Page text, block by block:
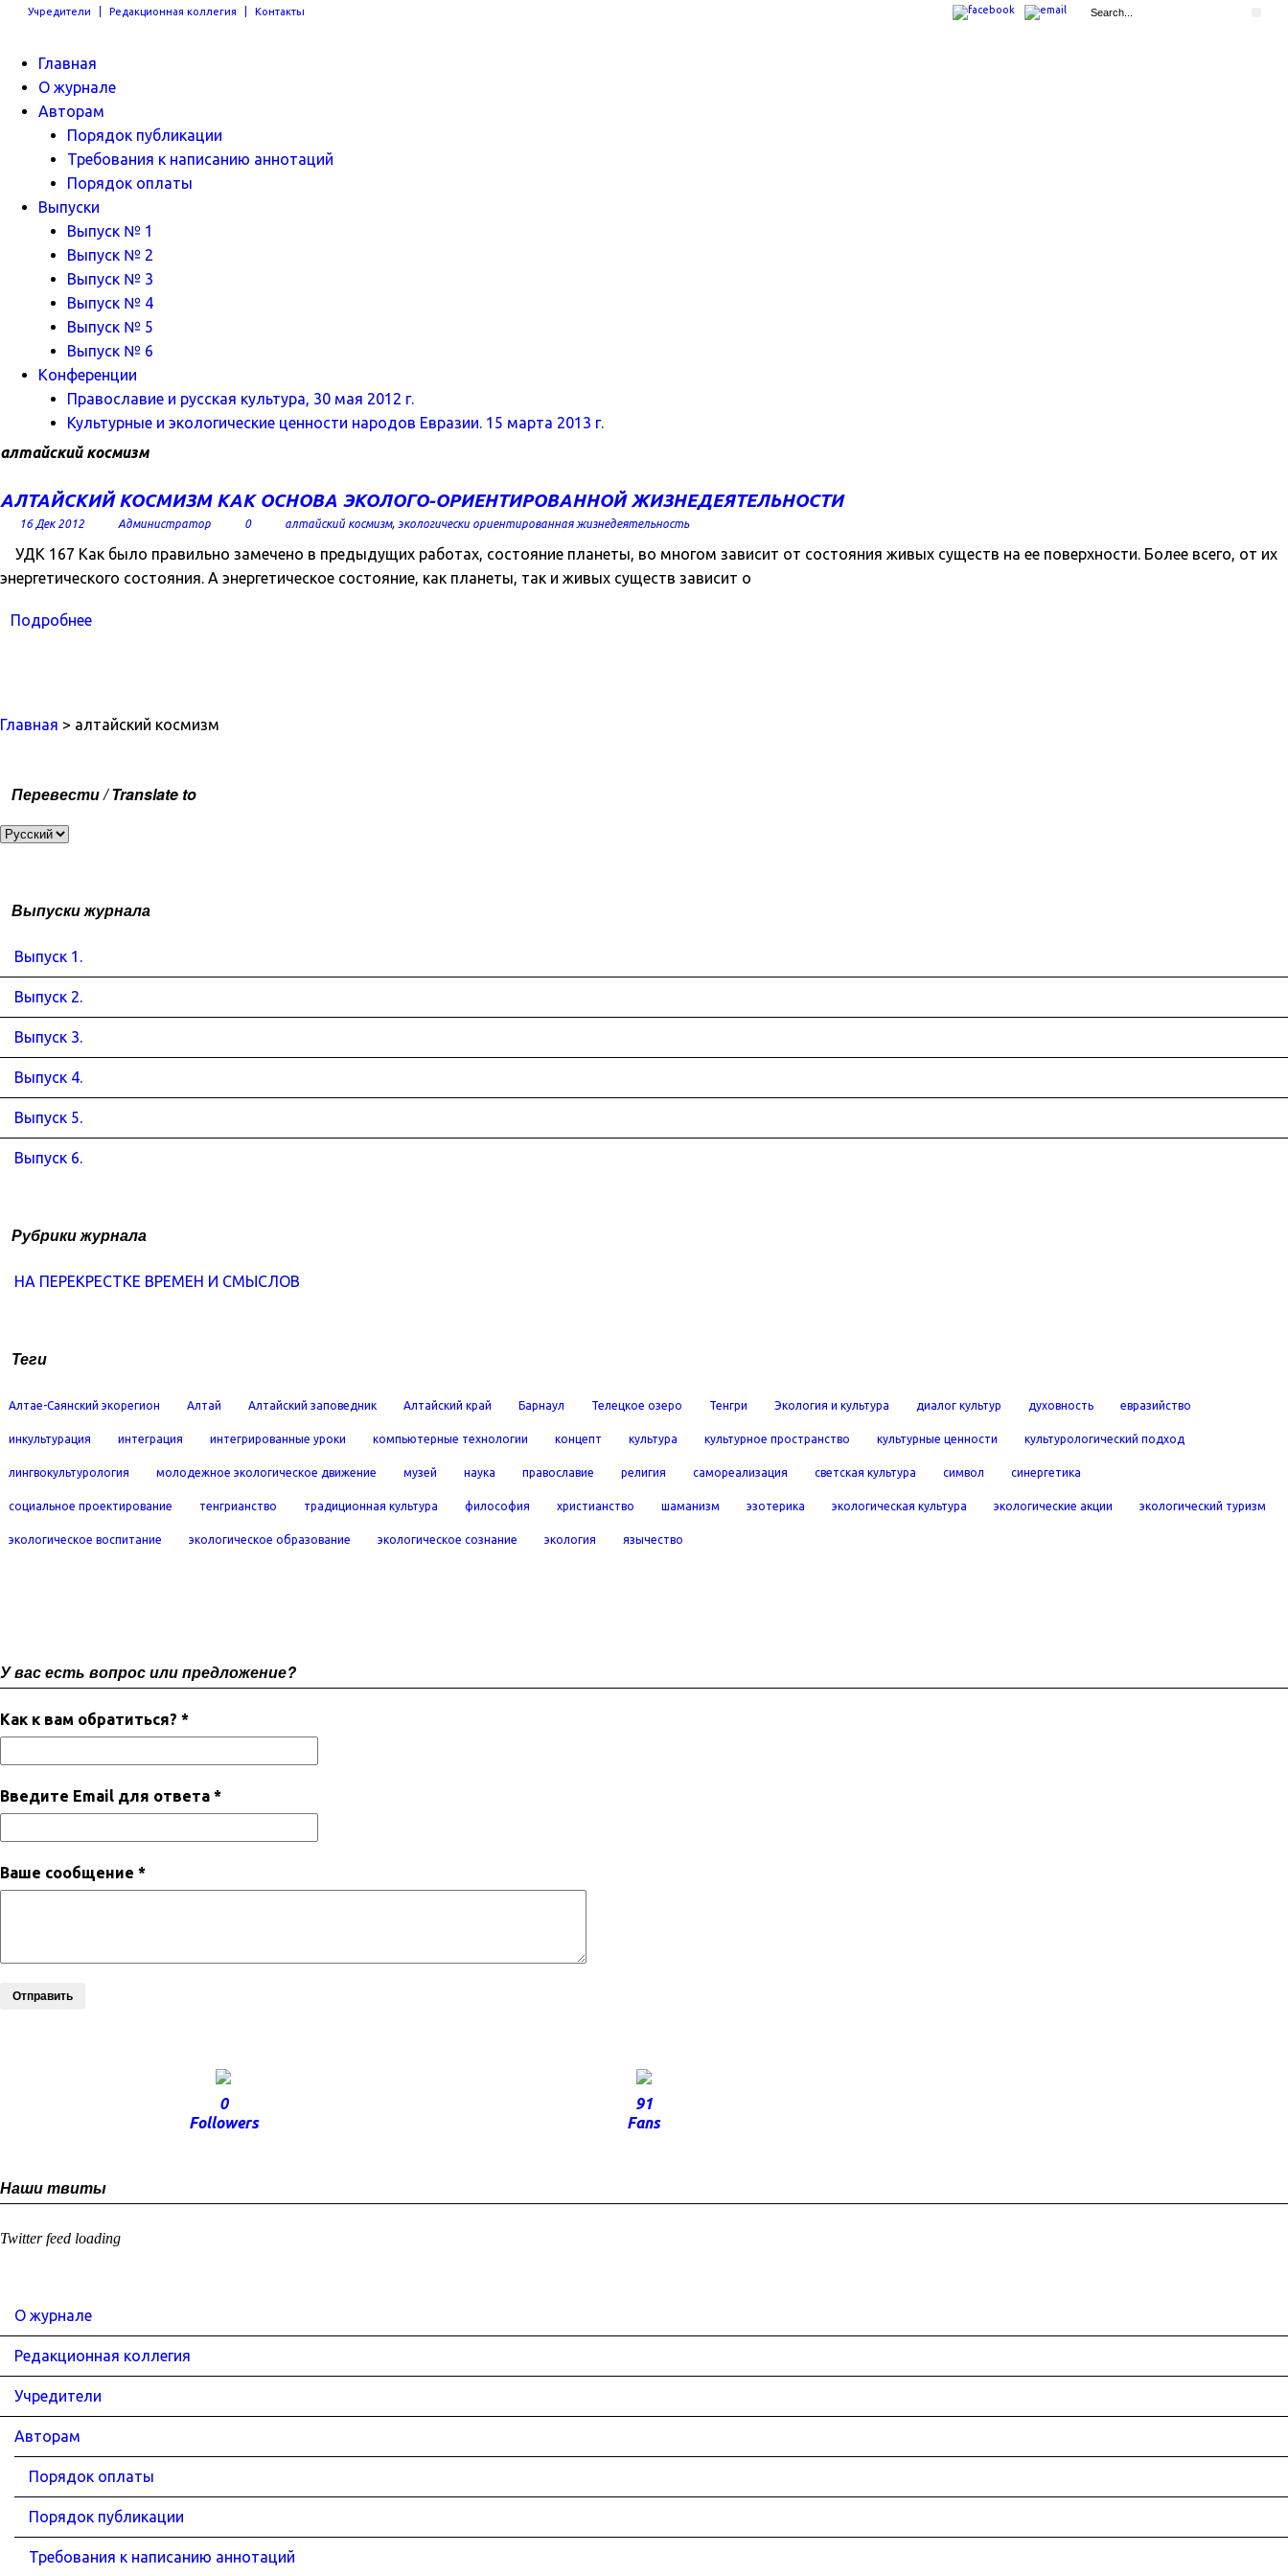
Учредители Редакционная коллегия Контакты
Главная
О журнале
Авторам
Порядок публикации
Требования к написанию аннотаций
Порядок оплаты
Выпуски
Выпуск № 1
Выпуск № 2
Выпуск № 3
Выпуск № 4
Выпуск № 5
Выпуск № 6
Конференции
Православие и русская культура, 30 мая 2012 г.
Культурные и экологические ценности народов Евразии. 15 марта 2013 г.
алтайский космизм
АЛТАЙСКИЙ КОСМИЗМ КАК ОСНОВА ЭКОЛОГО-ОРИЕНТИРОВАННОЙ ЖИЗНЕДЕЯТЕЛЬНОСТИ
16 Дек 2012 Администратор 0 алтайский космизм, экологически ориентированная жизнедеятельность
УДК 167 Как было правильно замечено в предыдущих работах, состояние планеты, во многом зависит от состояния живых существ на ее поверхности. Более всего, от их
энергетического состояния. А энергетическое состояние, как планеты, так и живых существ зависит о
Подробнее
Главная > алтайский космизм
Перевести / Translate to
Выпуски журнала
Выпуск 1.
Выпуск 2.
Выпуск 3.
Выпуск 4.
Выпуск 5.
Выпуск 6.
Рубрики журнала
НА ПЕРЕКРЕСТКЕ ВРЕМЕН И СМЫСЛОВ
Теги
Алтае-Саянский экорегион Алтай Алтайский заповедник Алтайский край Барнаул Телецкое озеро Тенгри Экология и культура диалог культур духовность евразийство
инкультурация интеграция интегрированные уроки компьютерные технологии концепт культура культурное пространство культурные ценности культурологический подход
лингвокультурология молодежное экологическое движение музей наука православие религия самореализация светская культура символ синергетика
социальное проектирование тенгрианство традиционная культура философия христианство шаманизм эзотерика экологическая культура экологические акции экологический туризм
экологическое воспитание экологическое образование экологическое сознание экология язычество
У вас есть вопрос или предложение?
Как к вам обратиться? *
Введите Email для ответа *
Ваше сообщение *
Отправить
0
Followers
91
Fans
Наши твиты
Twitter feed loading
О журнале
Редакционная коллегия
Учредители
Авторам
Порядок оплаты
Порядок публикации
Требования к написанию аннотаций